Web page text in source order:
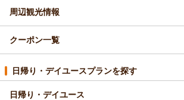
周辺観光情報
クーポン一覧
日帰り・デイユースプランを探す
日帰り・デイユース